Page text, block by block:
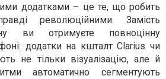
додатками – це те, що робить
революційними. Замість
ви отримуєте повноцінну
додатки на кшталт Clarius чи
не тільки візуалізацію, але й
автоматично сегментують